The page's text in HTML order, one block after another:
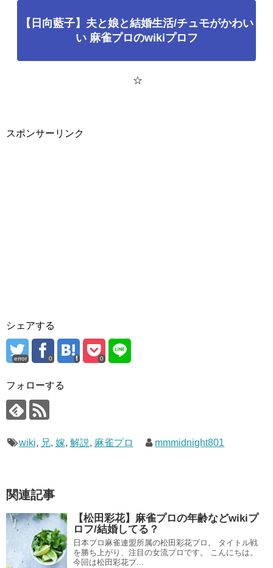
【日向藍子】夫と娘と結婚生活/チュモがかわい
い 麻雀プロのwikiプロフ
☆
スポンサーリンク
シェアする
error 0 0
フォローする
wiki, 兄, 嫁, 解説, 麻雀プロ mmmidnight801
関連記事
【松田彩花】麻雀プロの年齢などwikiプ
ロフ/結婚してる？
日本プロ麻雀連盟所属の松田彩花プロ。 タイトル戦
を勝ち上がり、注目の女流プロです。 こんにちは。
今回は松田彩花プ...